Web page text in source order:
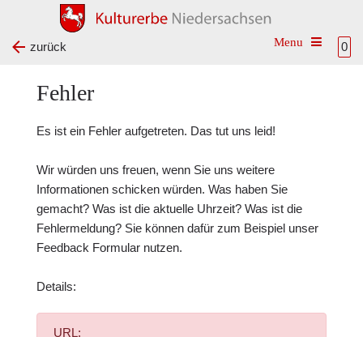
0
Toggle
zurück
Fehler
Es ist ein Fehler aufgetreten. Das tut uns leid!
Wir würden uns freuen, wenn Sie uns weitere
Informationen schicken würden. Was haben Sie
gemacht? Was ist die aktuelle Uhrzeit? Was ist die
Fehlermeldung? Sie können dafür zum Beispiel unser
Feedback Formularnutzen.
Details:
URL: